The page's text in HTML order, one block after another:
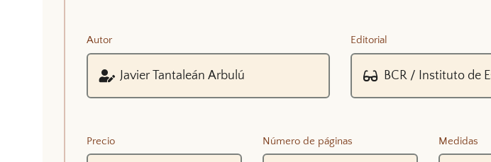
Autor Editorial
Precio Número de páginas Medidas